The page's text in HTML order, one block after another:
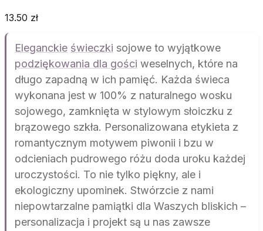
13.50 zł
Eleganckie świeczki sojowe to wyjątkowe
podziękowania dla gości weselnych, które na
długo zapadną w ich pamięć. Każda świeca
wykonana jest w 100% z naturalnego wosku
sojowego, zamknięta w stylowym słoiczku z
brązowego szkła. Personalizowana etykieta z
romantycznym motywem piwonii i bzu w
odcieniach pudrowego różu doda uroku każdej
uroczystości. To nie tylko piękny, ale i
ekologiczny upominek. Stwórzcie z nami
niepowtarzalne pamiątki dla Waszych bliskich –
personalizacja i projekt są u nas zawsze